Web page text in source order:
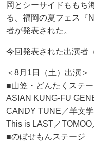
岡とシーサイドももち
る、福岡の夏フェス『
者が発表された。
今回発表された出演者
＜8月1日（土）出演＞
■山笠・どんたくステ
ASIAN KUNG-FU
CANDY TUNE／羊文
This is LAST／
■のぼせもんステージ